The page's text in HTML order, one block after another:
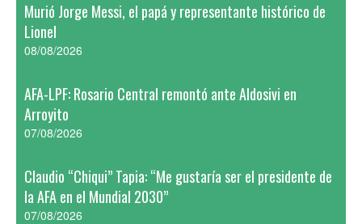
Murió Jorge Messi, el papá y representante histórico de
Lionel
08/08/2026
AFA-LPF: Rosario Central remontó ante Aldosivi en
Arroyito
07/08/2026
Claudio “Chiqui” Tapia: “Me gustaría ser el presidente de
la AFA en el Mundial 2030”
07/08/2026